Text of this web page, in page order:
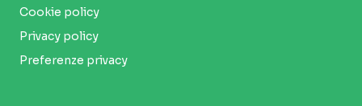
Cookie policy
Privacy policy
Preferenze privacy